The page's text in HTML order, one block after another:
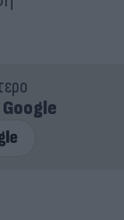
Google